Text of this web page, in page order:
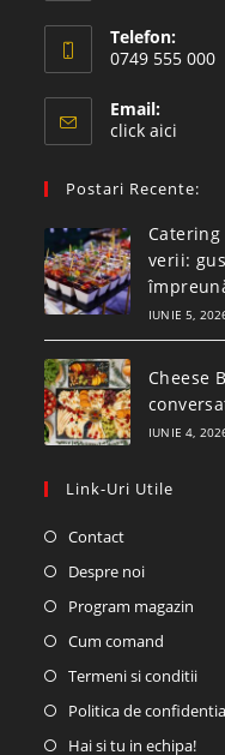
Telefon:
0749 555 000
Email:
click aici
Postari Recente:
verii:
IUNIE 5,
Cheese
IUNIE 4,
Link-Uri Utile
Contact
Despre noi
Program magazin
Cum comand
Termeni si conditii
Politica de
Hai si tu in echipa!